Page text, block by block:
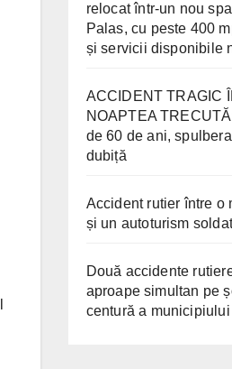
relocat într-un nou
Palas, cu peste 400
și servicii disponibile
ACCIDENT TRAGIC
NOAPTEA
de 60 de ani,
dubiță
Accident rutier între o
și un autoturism
Două accidente
aproape simultan pe
centură a